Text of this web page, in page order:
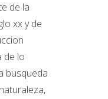
de la
xx y de
de lo
busqueda